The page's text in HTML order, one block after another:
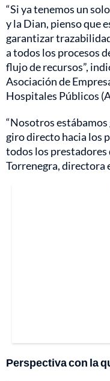
“Si ya tenemos un
y la Dian, pienso que
garantizar
a todos los procesos
flujo de recursos”,
Asociación de
Hospitales Públicos
“Nosotros
giro directo hacia los
todos los prestadores
Torrenegra, directora
Perspectiva con la